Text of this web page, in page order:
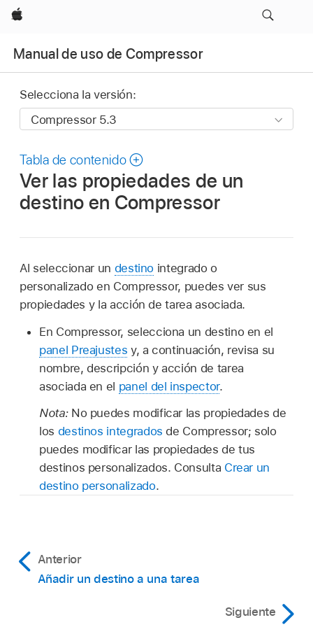
Apple
Manual de uso de Compressor
Selecciona la versión:
Tabla de contenido
Ver las propiedades de un
destino en Compressor
Al seleccionar un destino integrado o
personalizado en Compressor, puedes ver sus
propiedades y la acción de tarea asociada.
En Compressor, selecciona un destino en el
panel Preajustes y, a continuación, revisa su
nombre, descripción y acción de tarea
asociada en el panel del inspector.
Nota: No puedes modificar las propiedades de
los destinos integrados de Compressor; solo
puedes modificar las propiedades de tus
destinos personalizados. Consulta Crear un
destino personalizado.
Anterior
Añadir un destino a una tarea
Siguiente